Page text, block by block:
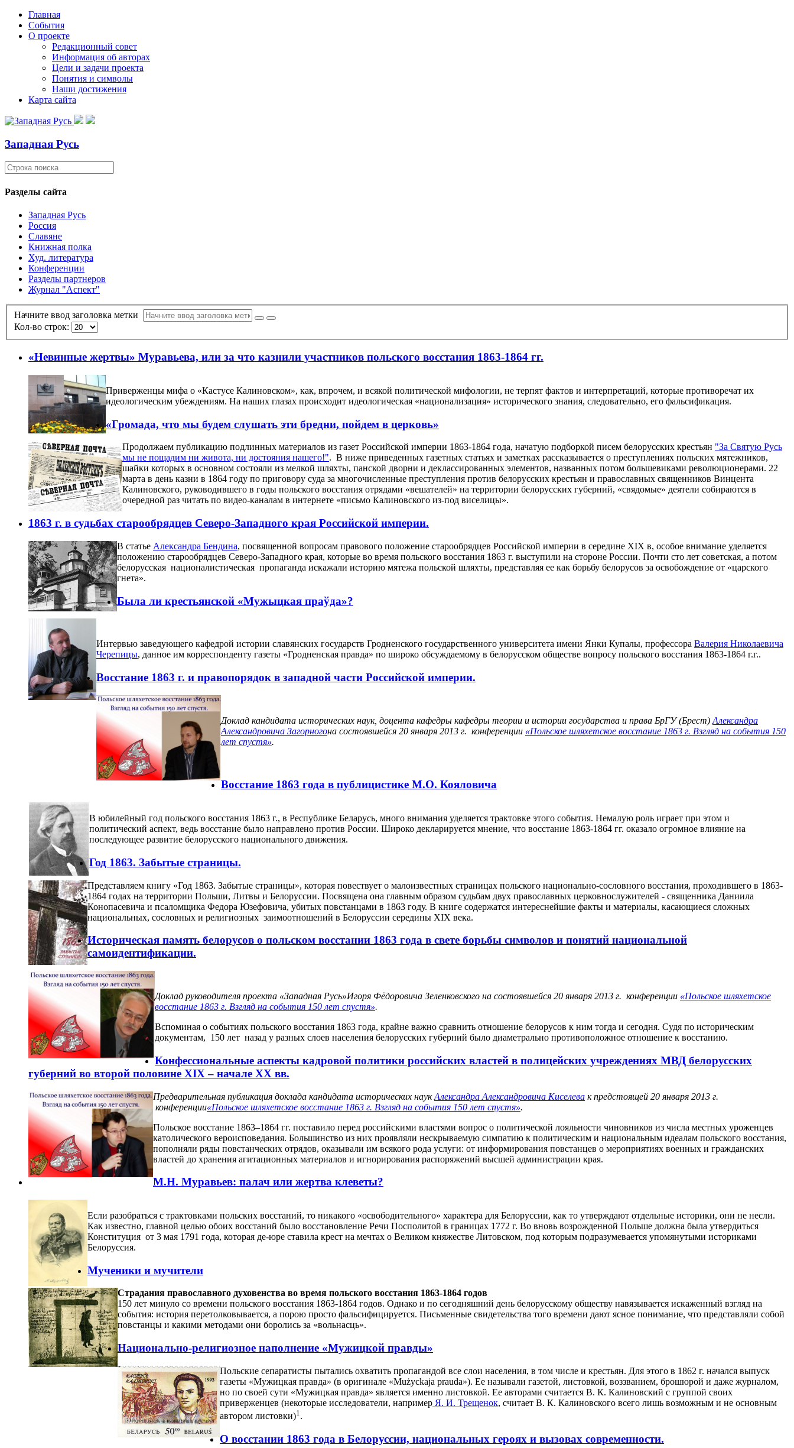
Главная
События
О проекте
Редакционный совет
Информация об авторах
Цели и задачи проекта
Понятия и символы
Наши достижения
Карта сайта
Западная Русь
Разделы сайта
Западная Русь
Россия
Славяне
Книжная полка
Худ. литература
Конференции
Разделы партнеров
Журнал "Аспект"
Начните ввод заголовка метки
Кол-во строк:
«Невинные жертвы» Муравьева, или за что казнили участников польского восстания 1863-1864 гг.
Приверженцы мифа о «Кастусе Калиновском», как, впрочем, и всякой политической мифологии, не терпят фактов и интерпретаций, которые противоречат их
идеологическим убеждениям. На наших глазах происходит идеологическая «национализация» исторического знания, следовательно, его фальсификация.
«Громада, что мы будем слушать эти бредни, пойдем в церковь»
Продолжаем публикацию подлинных материалов из газет Российской империи 1863-1864 года, начатую подборкой писем белорусских крестьян "За Святую Русь
мы не пощадим ни живота, ни достояния нашего!". В ниже приведенных газетных статьях и заметках рассказывается о преступлениях польских мятежников,
шайки которых в основном состояли из мелкой шляхты, панской дворни и деклассированных элементов, названных потом большевиками революционерами. 22
марта в день казни в 1864 году по приговору суда за многочисленные преступления против белорусских крестьян и православных священников Винцента
Калиновского, руководившего в годы польского восстания отрядами «вешателей» на территории белорусских губерний, «свядомые» деятели собираются в
очередной раз читать по видео-каналам в интернете «письмо Калиновского из-под виселицы».
1863 г. в судьбах старообрядцев Северо-Западного края Российской империи.
В статье Александра Бендина, посвященной вопросам правового положение старообрядцев Российской империи в середине XIX в, особое внимание уделяется
положению старообрядцев Северо-Западного края, которые во время польского восстания 1863 г. выступили на стороне России. Почти сто лет советская, а потом
белорусская националистическая пропаганда искажали историю мятежа польской шляхты, представляя ее как борьбу белорусов за освобождение от «царского
гнета».
Была ли крестьянской «Мужыцкая праўда»?
Интервью заведующего кафедрой истории славянских государств Гродненского государственного университета имени Янки Купалы, профессора Валерия Николаевича
Черепицы, данное им корреспонденту газеты «Гродненская правда» по широко обсуждаемому в белорусском обществе вопросу польского восстания 1863-1864 г.г..
Восстание 1863 г. и правопорядок в западной части Российской империи.
Доклад кандидата исторических наук, доцента кафедры кафедры теории и истории государства и права БрГУ (Брест) Александра
Александровича Загорногона состоявшейся 20 января 2013 г. конференции «Польское шляхетское восстание 1863 г. Взгляд на события 150
лет спустя».
Восстание 1863 года в публицистике М.О. Кояловича
В юбилейный год польского восстания 1863 г., в Республике Беларусь, много внимания уделяется трактовке этого события. Немалую роль играет при этом и
политический аспект, ведь восстание было направлено против России. Широко декларируется мнение, что восстание 1863-1864 гг. оказало огромное влияние на
последующее развитие белорусского национального движения.
Год 1863. Забытые страницы.
Представляем книгу «Год 1863. Забытые страницы», которая повествует о малоизвестных страницах польского национально-сословного восстания, проходившего в 1863-
1864 годах на территории Польши, Литвы и Белоруссии. Посвящена она главным образом судьбам двух православных церковнослужителей - священника Даниила
Конопасевича и псаломщика Федора Юзефовича, убитых повстанцами в 1863 году. В книге содержатся интереснейшие факты и материалы, касающиеся сложных
национальных, сословных и религиозных заимоотношений в Белоруссии середины XIX века.
Историческая память белорусов о польском восстании 1863 года в свете борьбы символов и понятий национальной
самоидентификации.
Доклад руководителя проекта «Западная Русь»Игоря Фёдоровича Зеленковского на состоявшейся 20 января 2013 г. конференции «Польское шляхетское
восстание 1863 г. Взгляд на события 150 лет спустя».
Вспоминая о событиях польского восстания 1863 года, крайне важно сравнить отношение белорусов к ним тогда и сегодня. Судя по историческим
документам, 150 лет назад у разных слоев населения белорусских губерний было диаметрально противоположное отношение к восстанию.
Конфессиональные аспекты кадровой политики российских властей в полицейских учреждениях МВД белорусских
губерний во второй половине XIX – начале XX вв.
Предварительная публикация доклада кандидата исторических наукАлександра Александровича Киселева к предстоящей 20 января 2013 г.
конференции«Польское шляхетское восстание 1863 г. Взгляд на события 150 лет спустя».
Польское восстание 1863–1864 гг. поставило перед российскими властями вопрос о политической лояльности чиновников из числа местных уроженцев
католического вероисповедания. Большинство из них проявляли нескрываемую симпатию к политическим и национальным идеалам польского восстания,
пополняли ряды повстанческих отрядов, оказывали им всякого рода услуги: от информирования повстанцев о мероприятиях военных и гражданских
властей до хранения агитационных материалов и игнорирования распоряжений высшей администрации края.
М.Н. Муравьев: палач или жертва клеветы?
Если разобраться с трактовками польских восстаний, то никакого «освободительного» характера для Белоруссии, как то утверждают отдельные историки, они не несли.
Как известно, главной целью обоих восстаний было восстановление Речи Посполитой в границах 1772 г. Во вновь возрожденной Польше должна была утвердиться
Конституция от 3 мая 1791 года, которая де-юре ставила крест на мечтах о Великом княжестве Литовском, под которым подразумевается упомянутыми историками
Белоруссия.
Мученики и мучители
Страдания православного духовенства во время польского восстания 1863-1864 годов
150 лет минуло со времени польского восстания 1863-1864 годов. Однако и по сегодняшний день белорусскому обществу навязывается искаженный взгляд на
события: история перетолковывается, а порою просто фальсифицируется. Письменные свидетельства того времени дают ясное понимание, что представляли собой
повстанцы и какими методами они боролись за «вольнасць».
Национально-религиозное наполнение «Мужицкой правды»
Польские сепаратисты пытались охватить пропагандой все слои населения, в том числе и крестьян. Для этого в 1862 г. начался выпуск
газеты «Мужицкая правда» (в оригинале «Mużyckaja prauda»). Ее называли газетой, листовкой, воззванием, брошюрой и даже журналом,
но по своей сути «Мужицкая правда» является именно листовкой. Ее авторами считается В. К. Калиновский с группой своих
приверженцев (некоторые исследователи, например Я. И. Трещенок, считает В. К. Калиновского всего лишь возможным и не основным
автором листовки)1 .
О восстании 1863 года в Белоруссии, национальных героях и вызовах современности.